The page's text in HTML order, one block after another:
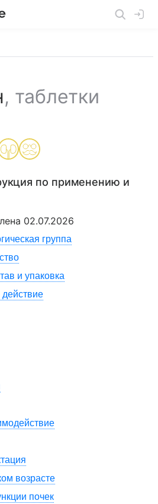
, таблетки
по применению и
02.07.2026
группа
и упаковка
возрасте
почек